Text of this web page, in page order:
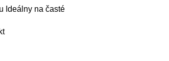
Ideálny na časté